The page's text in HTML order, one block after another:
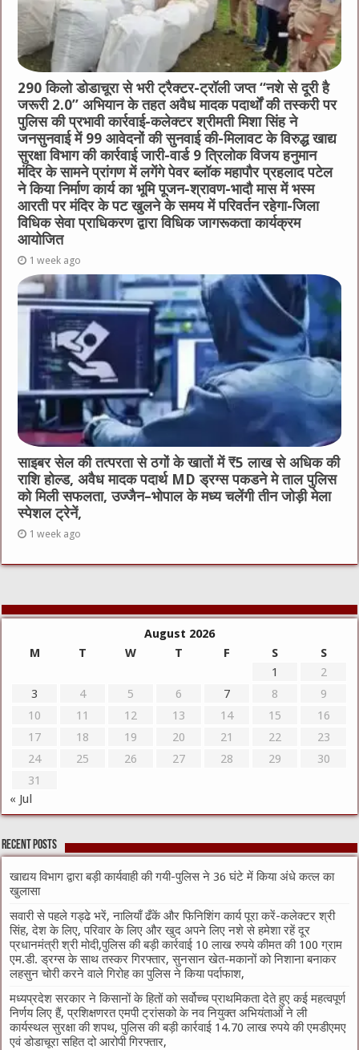
290 किलो डोडाचूरा से भरी ट्रैक्टर-ट्रॉली जप्त “नशे से दूरी है
जरूरी 2.0” अभियान के तहत अवैध मादक पदार्थों की तस्करी पर
पुलिस की प्रभावी कार्रवाई-कलेक्टर श्रीमती मिशा सिंह ने
जनसुनवाई में 99 आवेदनों की सुनवाई की-मिलावट के विरुद्ध खाद्य
सुरक्षा विभाग की कार्रवाई जारी-वार्ड 9 त्रिलोक विजय हनुमान
मंदिर के सामने प्रांगण में लगेंगे पेवर ब्लॉक महापौर प्रहलाद पटेल
ने किया निर्माण कार्य का भूमि पूजन-श्रावण-भादौ मास में भस्म
आरती पर मंदिर के पट खुलने के समय में परिवर्तन रहेगा-जिला
विधिक सेवा प्राधिकरण द्वारा विधिक जागरूकता कार्यक्रम
आयोजित
1 week ago
साइबर सेल की तत्परता से ठगों के खातों में ₹5 लाख से अधिक की
राशि होल्ड, अवैध मादक पदार्थ MD ड्रग्स पकडने मे ताल पुलिस
को मिली सफलता, उज्जैन–भोपाल के मध्य चलेंगी तीन जोड़ी मेला
स्पेशल ट्रेनें,
1 week ago
August 2026
M
T W T F S
S
1
2
3
4 5 6 7 8
9
10
11 12 13 14 15
16
17
18 19 20 21 22
23
24
25 26 27 28 29
30
31
« Jul
Recent Posts
खाद्यय विभाग द्वारा बड़ी कार्यवाही की गयी-पुलिस ने 36 घंटे में किया अंधे कत्ल का
खुलासा
सवारी से पहले गड्ढे भरें, नालियाँ ढँकें और फिनिशिंग कार्य पूरा करें-कलेक्टर श्री
सिंह, देश के लिए, परिवार के लिए और खुद अपने लिए नशे से हमेशा रहें दूर
प्रधानमंत्री श्री मोदी,पुलिस की बड़ी कार्रवाई 10 लाख रुपये कीमत की 100 ग्राम
एम.डी. ड्रग्स के साथ तस्कर गिरफ्तार, सुनसान खेत-मकानों को निशाना बनाकर
लहसुन चोरी करने वाले गिरोह का पुलिस ने किया पर्दाफाश,
मध्यप्रदेश सरकार ने किसानों के हितों को सर्वोच्च प्राथमिकता देते हुए कई महत्वपूर्ण
निर्णय लिए हैं, प्रशिक्षणरत एमपी ट्रांसको के नव नियुक्त अभियंताओं ने ली
कार्यस्थल सुरक्षा की शपथ, पुलिस की बड़ी कार्रवाई 14.70 लाख रुपये की एमडीएमए
एवं डोडाचूरा सहित दो आरोपी गिरफ्तार,